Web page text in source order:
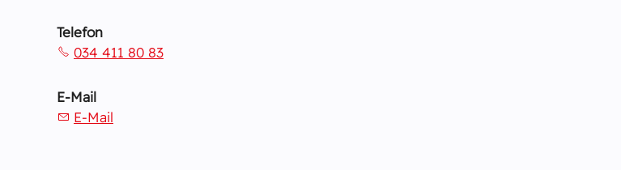
Telefon
034 411 80 83
E-Mail
E-Mail